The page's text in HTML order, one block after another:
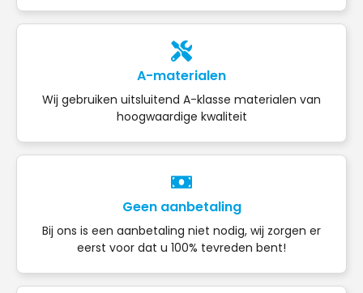
A-materialen
Wij gebruiken uitsluitend A-klasse materialen van
hoogwaardige kwaliteit
Geen aanbetaling
Bij ons is een aanbetaling niet nodig, wij zorgen er
eerst voor dat u 100% tevreden bent!